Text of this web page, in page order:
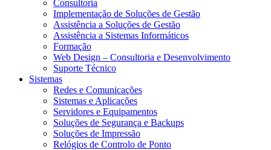
Consultoria
Implementação de Soluções de Gestão
Assistência a Soluções de Gestão
Assistência a Sistemas Informáticos
Formação
Web Design – Consultoria e Desenvolvimento
Suporte Técnico
Sistemas
Redes e Comunicações
Sistemas e Aplicações
Servidores e Equipamentos
Soluções de Segurança e Backups
Soluções de Impressão
Relógios de Controlo de Ponto